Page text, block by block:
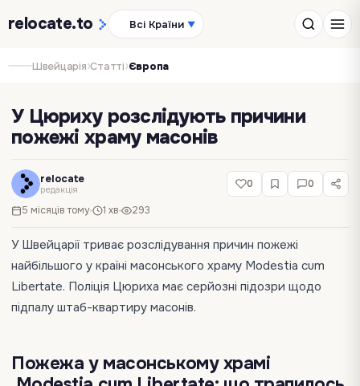
relocate.to Всі Країни ▼
Швейцарія›Статті›Європа
У Цюриху розслідують причини
пожежі храму масонів
relocate
редакція
5 місяців тому 1 хв 293
0 0
У Швейцарії триває розслідування причин пожежі
найбільшого у країні масонського храму Modestia cum
Libertate. Поліція Цюриха має серйозні підозри щодо
підпалу штаб-квартиру масонів.
Пожежа у масонському храмі